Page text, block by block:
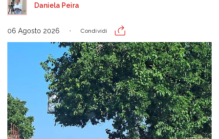
Daniela Peira
06 Agosto 2026 Condividi